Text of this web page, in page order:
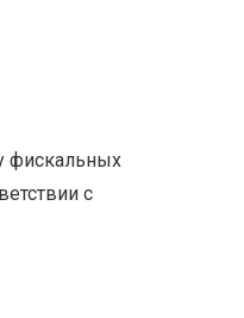
фискальных
с